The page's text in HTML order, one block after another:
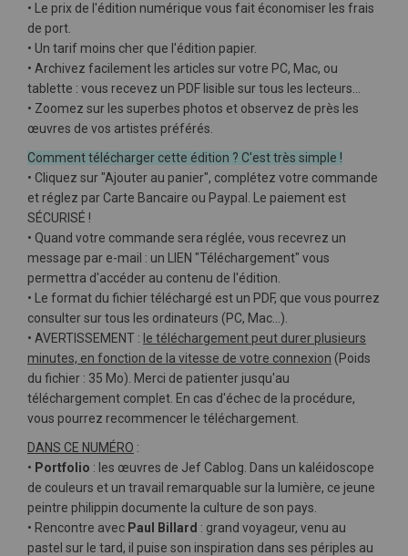
• Le prix de l'édition numérique vous fait économiser les frais
de port.
• Un tarif moins cher que l'édition papier.
• Archivez facilement les articles sur votre PC, Mac, ou
tablette : vous recevez un PDF lisible sur tous les lecteurs…
• Zoomez sur les superbes photos et observez de près les
œuvres de vos artistes préférés.
Comment télécharger cette édition ? C'est très simple !
• Cliquez sur "Ajouter au panier", complétez votre commande
et réglez par Carte Bancaire ou Paypal. Le paiement est
SÉCURISÉ !
• Quand votre commande sera réglée, vous recevrez un
message par e-mail : un LIEN "Téléchargement" vous
permettra d'accéder au contenu de l'édition.
• Le format du fichier téléchargé est un PDF, que vous pourrez
consulter sur tous les ordinateurs (PC, Mac…).
• AVERTISSEMENT : le téléchargement peut durer plusieurs
minutes, en fonction de la vitesse de votre connexion (Poids
du fichier : 35 Mo). Merci de patienter jusqu'au
téléchargement complet. En cas d'échec de la procédure,
vous pourrez recommencer le téléchargement.
DANS CE NUMÉRO :
• Portfolio : les œuvres de Jef Cablog. Dans un kaléidoscope
de couleurs et un travail remarquable sur la lumière, ce jeune
peintre philippin documente la culture de son pays.
• Rencontre avec Paul Billard : grand voyageur, venu au
pastel sur le tard, il puise son inspiration dans ses périples au